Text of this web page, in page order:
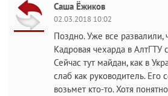
Саша Ёжиков
02.03.2018 10:02
Поздно. Уже все
Кадровая чехарда в АлтГТУ
Сейчас тут майдан, как в
слаб как руководитель. Его
возьмет кто-то. Хотя